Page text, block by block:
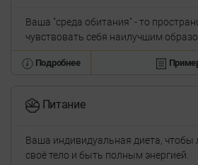
Ваша "среда обитания" - то
чувствовать себя наилучшим
Подробнее
Питание
Ваша индивидуальная диета, чтобы
своё тело и быть полным энергией.